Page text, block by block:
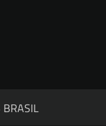
BRASIL